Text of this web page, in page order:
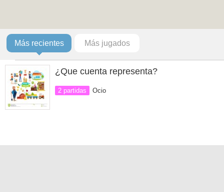
Más recientes Más jugados
¿Que cuenta representa?
2 partidas Ocio